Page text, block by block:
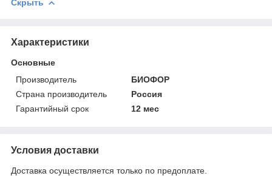
Скрыть
Характеристики
Основные
Производитель
БИОФОР
Страна производитель
Россия
Гарантийный срок
12 мес
Условия доставки
Доставка осуществляется только по предоплате.